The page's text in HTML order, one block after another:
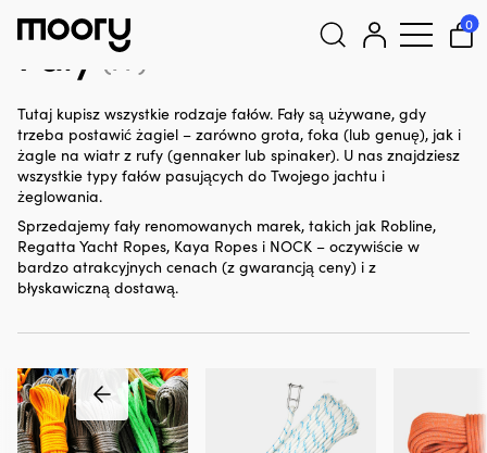
0
Fały (77)
Tutaj kupisz wszystkie rodzaje fałów. Fały są używane, gdy
trzeba postawić żagiel – zarówno grota, foka (lub genuę), jak i
żagle na wiatr z rufy (gennaker lub spinaker). U nas znajdziesz
wszystkie typy fałów pasujących do Twojego jachtu i
żeglowania.
Sprzedajemy fały renomowanych marek, takich jak Robline,
Regatta Yacht Ropes, Kaya Ropes i NOCK – oczywiście w
bardzo atrakcyjnych cenach (z gwarancją ceny) i z
błyskawiczną dostawą.